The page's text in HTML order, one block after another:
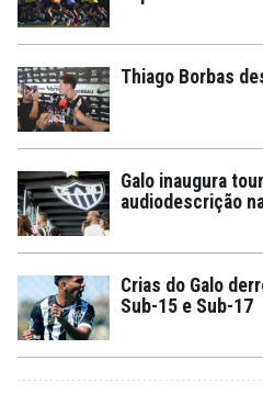
Thiago Borbas
Galo inaugura
audiodescrição
Crias do Galo
Sub-15 e Sub-17